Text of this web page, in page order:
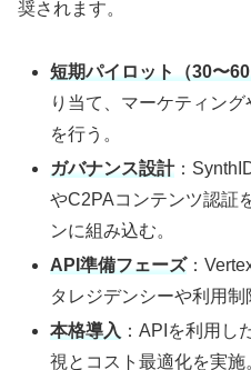
奨されます。
短期パイロット（30〜60
り当て、マーケティン
を行う。
ガバナンス設計：
やC2PAコンテンツ認証
ンに組み込む。
API準備フェーズ：
タレジデンシーや利用制
本格導入 ：APIを利用し
視とコスト最適化を実施